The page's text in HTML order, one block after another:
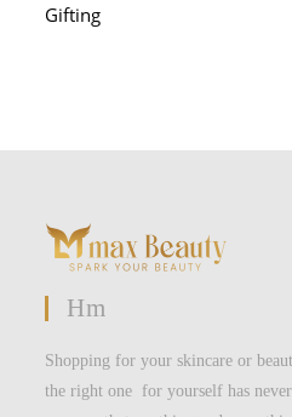
Gifting
Hm
Shopping for your skincare or
the right one for yourself has